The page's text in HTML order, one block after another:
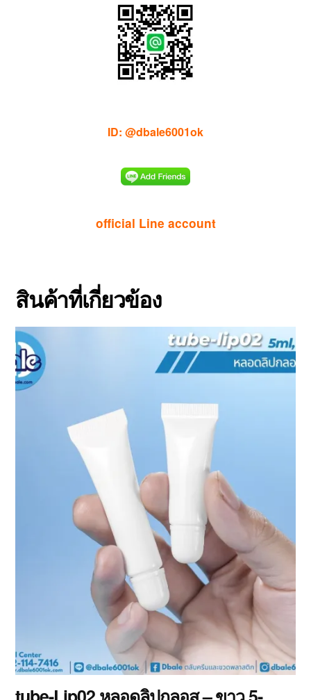
ID: @dbale6001ok
official Line account
สินค้าที่เกี่ยวข้อง